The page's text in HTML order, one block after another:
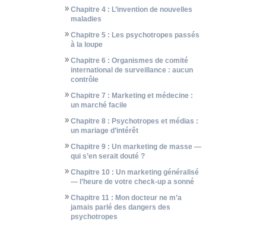
Chapitre 4 : L’invention de nouvelles
maladies
Chapitre 5 : Les psychotropes passés
à la loupe
Chapitre 6 : Organismes de comité
international de surveillance : aucun
contrôle
Chapitre 7 : Marketing et médecine :
un marché facile
Chapitre 8 : Psychotropes et médias :
un mariage d’intérêt
Chapitre 9 : Un marketing de masse —
qui s’en serait douté ?
Chapitre 10 : Un marketing généralisé
— l’heure de votre check-up a sonné
Chapitre 11 : Mon docteur ne m’a
jamais parlé des dangers des
psychotropes